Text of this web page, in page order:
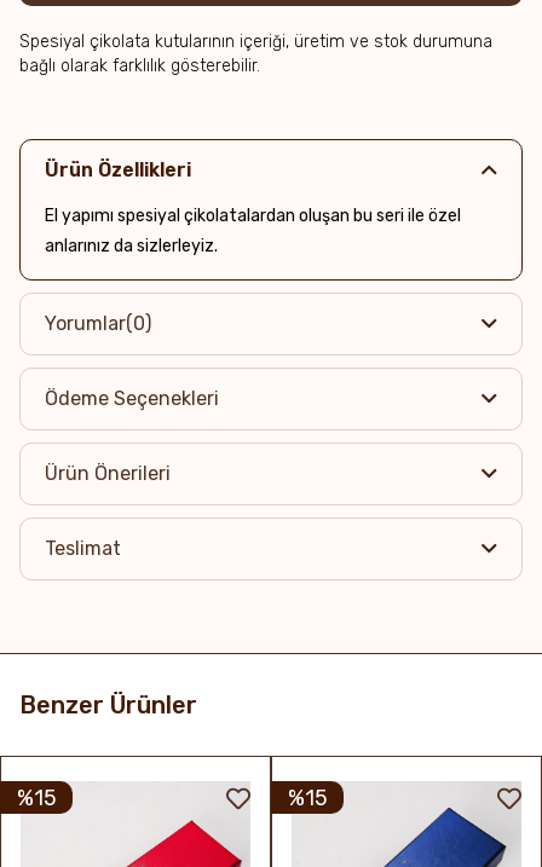
Spesiyal çikolata kutularının içeriği, üretim ve stok durumuna
bağlı olarak farklılık gösterebilir.
Ürün Özellikleri
El yapımı spesiyal çikolatalardan oluşan bu seri ile özel
anlarınız da sizlerleyiz.
Yorumlar(0)
Ödeme Seçenekleri
Ürün Önerileri
Teslimat
Benzer Ürünler
%15 %15